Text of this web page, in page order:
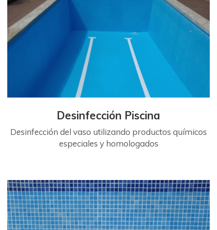
Desinfección Piscina
Desinfección del vaso utilizando productos químicos
especiales y homologados